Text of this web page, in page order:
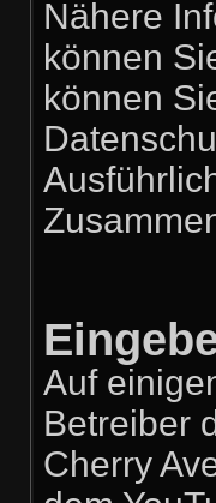
Nähere
können
können
Auf
Betreiber
Cherry